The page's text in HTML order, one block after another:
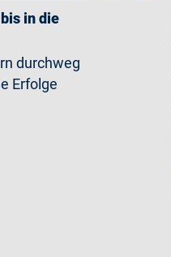
in die
durchweg
Erfolge